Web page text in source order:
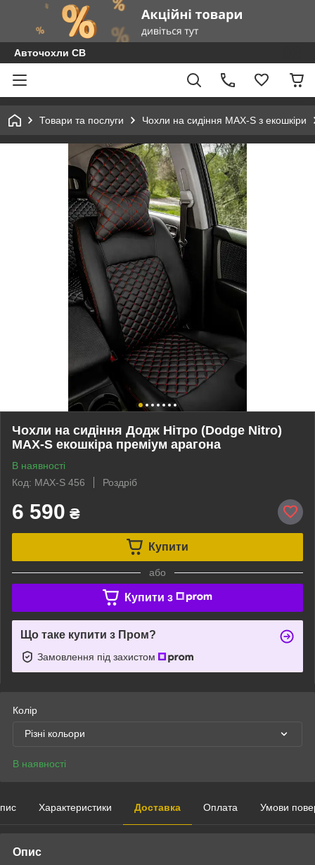
Авточохли СВ
Товари та послуги Чохли на сидіння MAX-S з екошкіри
Чохли на сидіння Додж Нітро (Dodge Nitro)
MAX-S екошкіра преміум арагона
В наявності
Код: MAX-S 456
Роздріб
6 590 ₴
Купити
або
Купити з
Що таке купити з Пром?
Замовлення під захистом
Колір
Різні кольори
В наявності
Характеристики Доставка Оплата Умови
Опис